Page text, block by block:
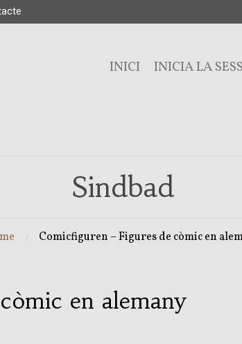
INICI INICIA LA
Sindbad
Comicfiguren – Figures de còmic en
en alemany